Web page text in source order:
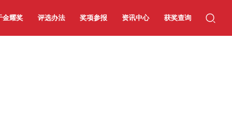
金耀奖 评选办法 奖项参报 资讯中心 获奖查询